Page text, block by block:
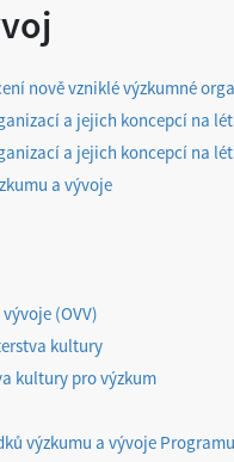
nově vzniklé výzkumné
a jejich koncepcí na
a jejich koncepcí na
a vývoje
(OVV)
kultury
kultury pro výzkum
výzkumu a vývoje